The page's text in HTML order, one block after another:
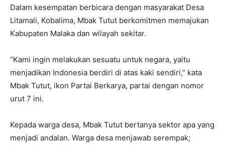
Dalam kesempatan berbicara dengan masyarakat Desa
Litamali, Kobalima, Mbak Tutut berkomitmen memajukan
Kabupaten Malaka dan wilayah sekitar.
“Kami ingin melakukan sesuatu untuk negara, yaitu
menjadikan Indonesia berdiri di atas kaki sendiri,” kata
Mbak Tutut, ikon Partai Berkarya, partai dengan nomor
urut 7 ini.
Kepada warga desa, Mbak Tutut bertanya sektor apa yang
menjadi andalan. Warga desa menjawab serempak;